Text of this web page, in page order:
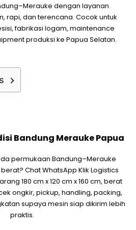
dengan layanan
rapi, dan terencana. Cocok untuk
fabrikasi logam, maintenance
produksi ke Papua Selatan.
Bandung Merauke Papua
permukaan Bandung–Merauke
Chat WhatsApp Klik Logistics
180 cm x 120 cm x 160 cm, berat
ongkir, pickup, handling, packing,
supaya mesin siap dikirim lebih
praktis.